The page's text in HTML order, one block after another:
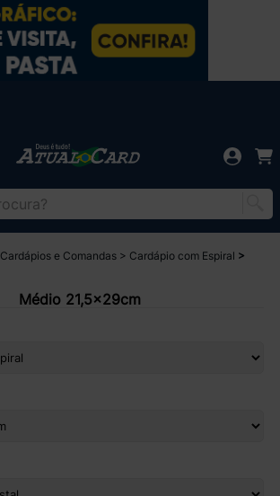
Cardápios e Comandas
Cardápio com Espiral
Médio 21,5x29cm